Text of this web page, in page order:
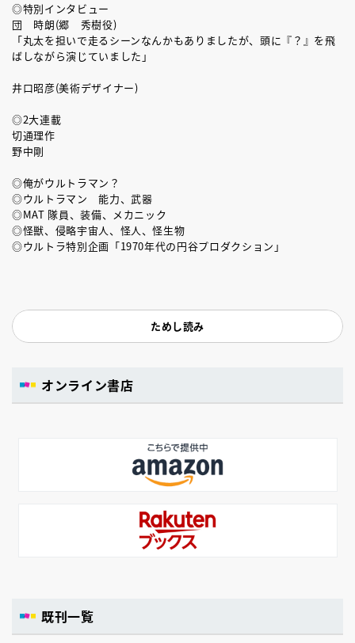
◎特別インタビュー
団 時朗(郷 秀樹役)
「丸太を担いで走るシーンなんかもありましたが、頭に『？』を飛
ばしながら演じていました」
井口昭彦(美術デザイナー)
◎2大連載
切通理作
野中剛
◎俺がウルトラマン？
◎ウルトラマン 能力、武器
◎MAT 隊員、装備、メカニック
◎怪獣、侵略宇宙人、怪人、怪生物
◎ウルトラ特別企画「1970年代の円谷プロダクション」
ためし読み
オンライン書店
既刊一覧